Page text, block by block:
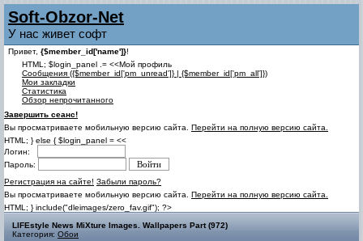
Soft-Obzor-Net
У нас живет софт
Привет, {$member_id['name']}!
HTML; $login_panel .= <<Мой профиль
Cообщения ({$member_id['pm_unread']} | {$member_id['pm_all']})
Мои закладки
Статистика
Обзор непрочитанного
Завершить сеанс!
Вы просматриваете мобильную версию сайта. Перейти на полную версию сайта.
HTML; } else { $login_panel = <<
Логин:
Пароль:
Регистрация на сайте! Забыли пароль?
Вы просматриваете мобильную версию сайта. Перейти на полную версию сайта.
HTML; } include("dleimages/zero_fav.gif"); ?>
LIFEstyle News MiXture Images. Wallpapers Part (972)
Категория: Обои